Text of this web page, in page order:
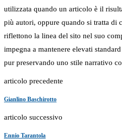
utilizzata quando un articolo è il
più autori, oppure quando si tratta di
riflettono la linea del sito nel suo
impegna a mantenere elevati
pur preservando uno stile narrativo
articolo precedente
Gianlino Baschirotto
articolo successivo
Ennio Tarantola